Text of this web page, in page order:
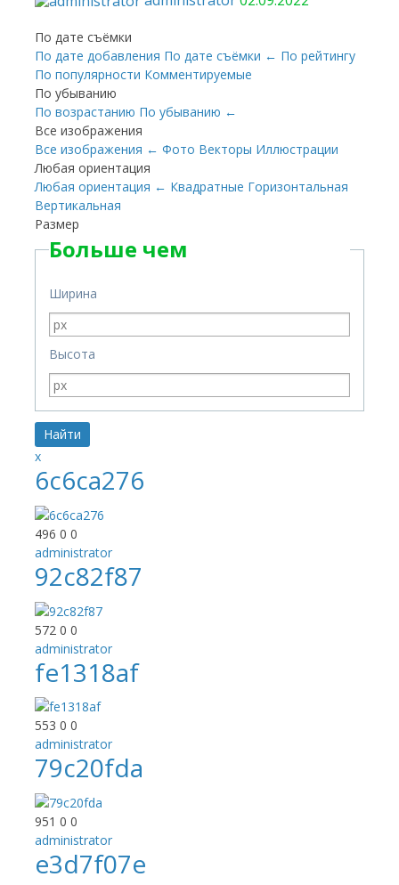
По дате съёмки
По дате добавления По дате съёмки ← По рейтингу
По популярности Комментируемые
По убыванию
По возрастанию По убыванию ←
Все изображения
Все изображения ← Фото Векторы Иллюстрации
Любая ориентация
Любая ориентация ← Квадратные Горизонтальная
Вертикальная
Размер
Больше чем
Ширина
Высота
x
6c6ca276
49600
administrator
92c82f87
57200
administrator
fe1318af
55300
administrator
79c20fda
95100
administrator
e3d7f07e